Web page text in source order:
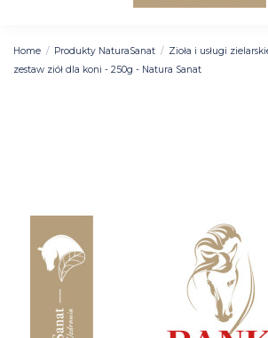
Home Produkty NaturaSanat Zioła i usługi
zestaw ziół dla koni - 250g - Natura Sanat